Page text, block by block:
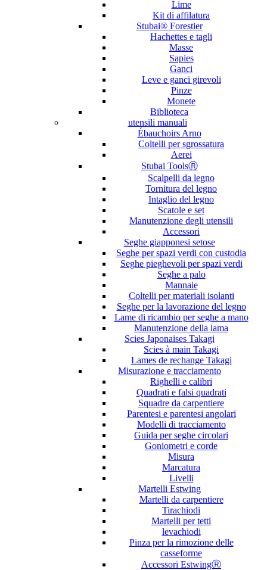
Lime
Kit di affilatura
Stubai® Forestier
Hachettes e tagli
Masse
Sapies
Ganci
Leve e ganci girevoli
Pinze
Monete
Biblioteca
utensili manuali
Ébauchoirs Arno
Coltelli per sgrossatura
Aerei
Stubai ToolsⓇ
Scalpelli da legno
Tornitura del legno
Intaglio del legno
Scatole e set
Manutenzione degli utensili
Accessori
Seghe giapponesi setose
Seghe per spazi verdi con custodia
Seghe pieghevoli per spazi verdi
Seghe a palo
Mannaie
Coltelli per materiali isolanti
Seghe per la lavorazione del legno
Lame di ricambio per seghe a mano
Manutenzione della lama
Scies Japonaises Takagi
Scies à main Takagi
Lames de rechange Takagi
Misurazione e tracciamento
Righelli e calibri
Quadrati e falsi quadrati
Squadre da carpentiere
Parentesi e parentesi angolari
Modelli di tracciamento
Guida per seghe circolari
Goniometri e corde
Misura
Marcatura
Livelli
Martelli Estwing
Martelli da carpentiere
Tirachiodi
Martelli per tetti
levachiodi
Pinza per la rimozione delle
casseforme
Accessori EstwingⓇ